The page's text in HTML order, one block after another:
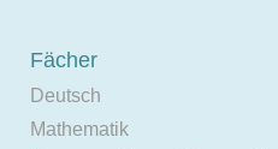
Fächer
Deutsch
Mathematik